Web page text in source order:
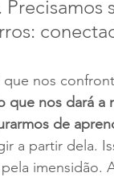
nos
que nos dará a
de
a partir dela.
imensidão.